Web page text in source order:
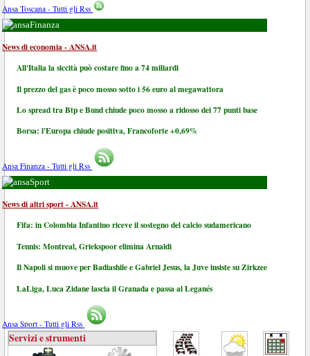
Ansa Toscana - Tutti gli Rss
Finanza
News di economia - ANSA.it
All'Italia la siccità può costare fino a 74 miliardi
Il prezzo del gas è poco mosso sotto i 56 euro al megawattora
Lo spread tra Btp e Bund chiude poco mosso a ridosso dei 77 punti base
Borsa: l'Europa chiude positiva, Francoforte +0,69%
Ansa Finanza - Tutti gli Rss
Sport
News di altri sport - ANSA.it
Fifa: in Colombia Infantino riceve il sostegno del calcio sudamericano
Tennis: Montreal, Griekspoor elimina Arnaldi
Il Napoli si muove per Badiashile e Gabriel Jesus, la Juve insiste su Zirkzee
LaLiga, Luca Zidane lascia il Granada e passa al Leganés
Ansa Sport - Tutti gli Rss
Servizi e strumenti